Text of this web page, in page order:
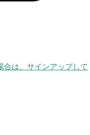
合は、サインアップして